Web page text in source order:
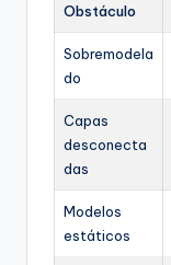
Obstáculo
Sobremodela
do
Capas
desconecta
das
Modelos
estáticos